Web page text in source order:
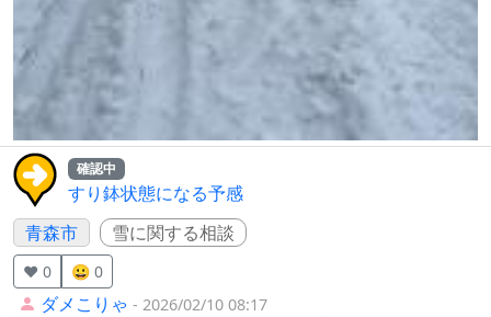
確認中
すり鉢状態になる予感
青森市
雪に関する相談
❤️ 0 😀 0
ダメこりゃ - 2026/02/10 08:17